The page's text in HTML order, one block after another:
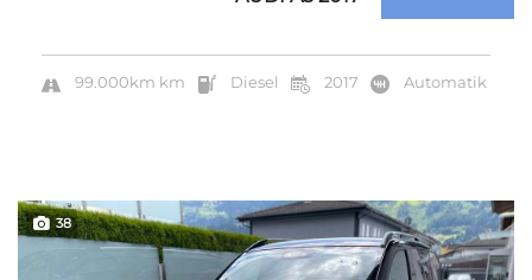
99.000km km Diesel 2017 Automatik
38